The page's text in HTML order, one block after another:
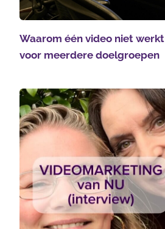
Waarom één video niet werkt
voor meerdere doelgroepen